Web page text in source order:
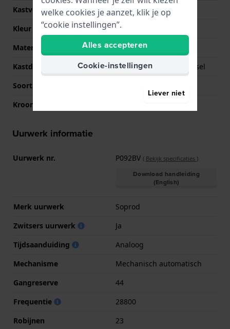
Kastvorm
Rond
Kleur kast
Zilver
Materiaal kastdeksel
Roestvrij staal
Kastdeksel
Geschroefde achterdeksel
Soort glas
Kroon
Uurwerk informatie
Uurwerk nr. P092BV ( Bekijk specificaties )
Download handleiding
(English)
Merk uurwerk
Soprod
Zwitsers uurwerk
Ja
Tijdsaanduiding
Analoog
Mechanisme
Mechanisch automatisch
Gangreserve
44
Frequentie
28800
Robijnen
23
welke cookies je aanzet, klik je op
“cookie instellingen”.
Alles accepteren
Cookie-instellingen
Liever niet